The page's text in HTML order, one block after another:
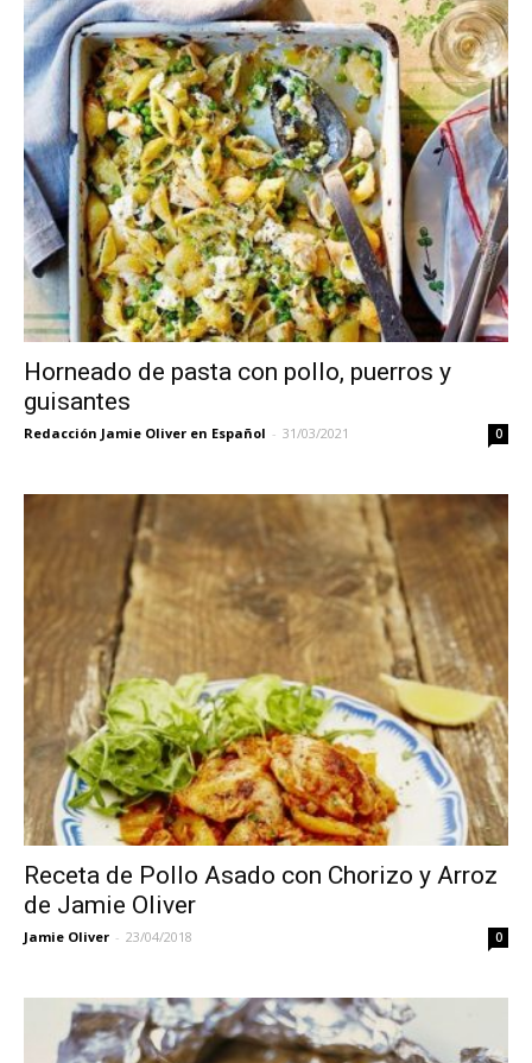
Horneado de pasta con pollo, puerros y
guisantes
Redacción Jamie Oliver en Español - 31/03/2021 0
Receta de Pollo Asado con Chorizo y Arroz
de Jamie Oliver
Jamie Oliver - 23/04/2018 0